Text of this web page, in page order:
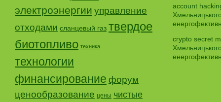
электроэнергии управление
отходами сланцевый газ твердое
биотопливо техника
технологии
финансирование форум
ценообразование цены чистые
account
crypto secret